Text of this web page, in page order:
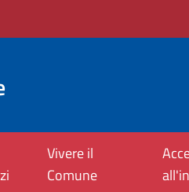
Vivere il
Comune